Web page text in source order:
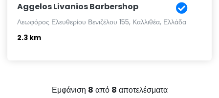
Aggelos Livanios Barbershop
Λεωφόρος Ελευθερίου Βενιζέλου 155, Καλλιθέα, Ελλάδα
2.3 km
Εμφάνιση 8 από 8 αποτελέσματα